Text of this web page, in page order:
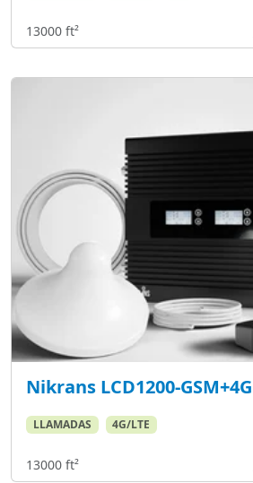
13000 ft²
Nikrans LCD1200-GSM+4G
LLAMADAS 4G/LTE
13000 ft²